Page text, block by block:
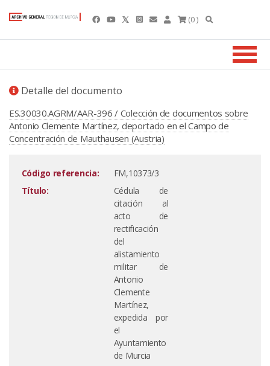
(0 )
Detalle del documento
ES.30030.AGRM/AAR-396 / Colección de documentos sobre
Antonio Clemente Martínez, deportado en el Campo de
Concentración de Mauthausen (Austria)
Código referencia:
FM,10373/3
Título:
Cédula de
citación al
acto de
rectificación
del
alistamiento
militar de
Antonio
Clemente
Martínez,
expedida por
el
Ayuntamiento
de Murcia